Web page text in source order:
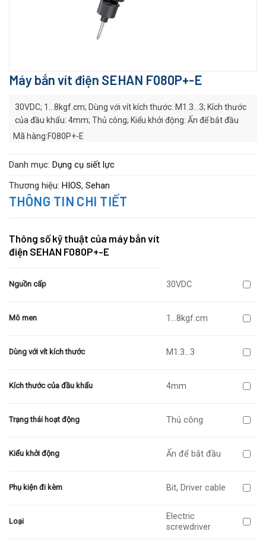
Máy bắn vít điện SEHAN F080P+-E
30VDC; 1…8kgf.cm; Dùng với vít kích thước: M1.3…3; Kích thước
của đầu khẩu: 4mm; Thủ công; Kiểu khởi động: Ấn để bắt đầu
Mã hàng:F080P+-E
Series:F series
Danh mục: Dụng cụ siết lực
Thương hiệu: HIOS, Sehan
THÔNG TIN CHI TIẾT
Thông số kỹ thuật của máy bắn vít
điện SEHAN F080P+-E
Nguồn cấp 30VDC
Mô men 1…8kgf.cm
Dùng với vít kích thước M1.3…3
Kích thước của đầu khẩu 4mm
Trạng thái hoạt động Thủ công
Kiểu khởi động Ấn để bắt đầu
Phụ kiện đi kèm Bit, Driver cable
Loại
Electric
screwdriver